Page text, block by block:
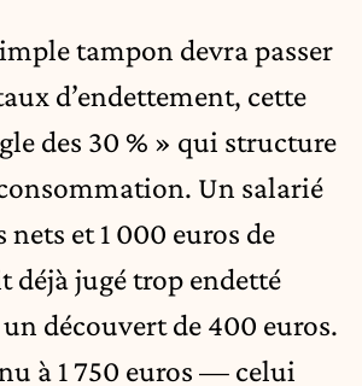
tampon devra passer
d’endettement, cette
des 30 % » qui structure
Un salarié
nets et 1 000 euros de
déjà jugé trop endetté
découvert de 400 euros.
à 1 750 euros — celui